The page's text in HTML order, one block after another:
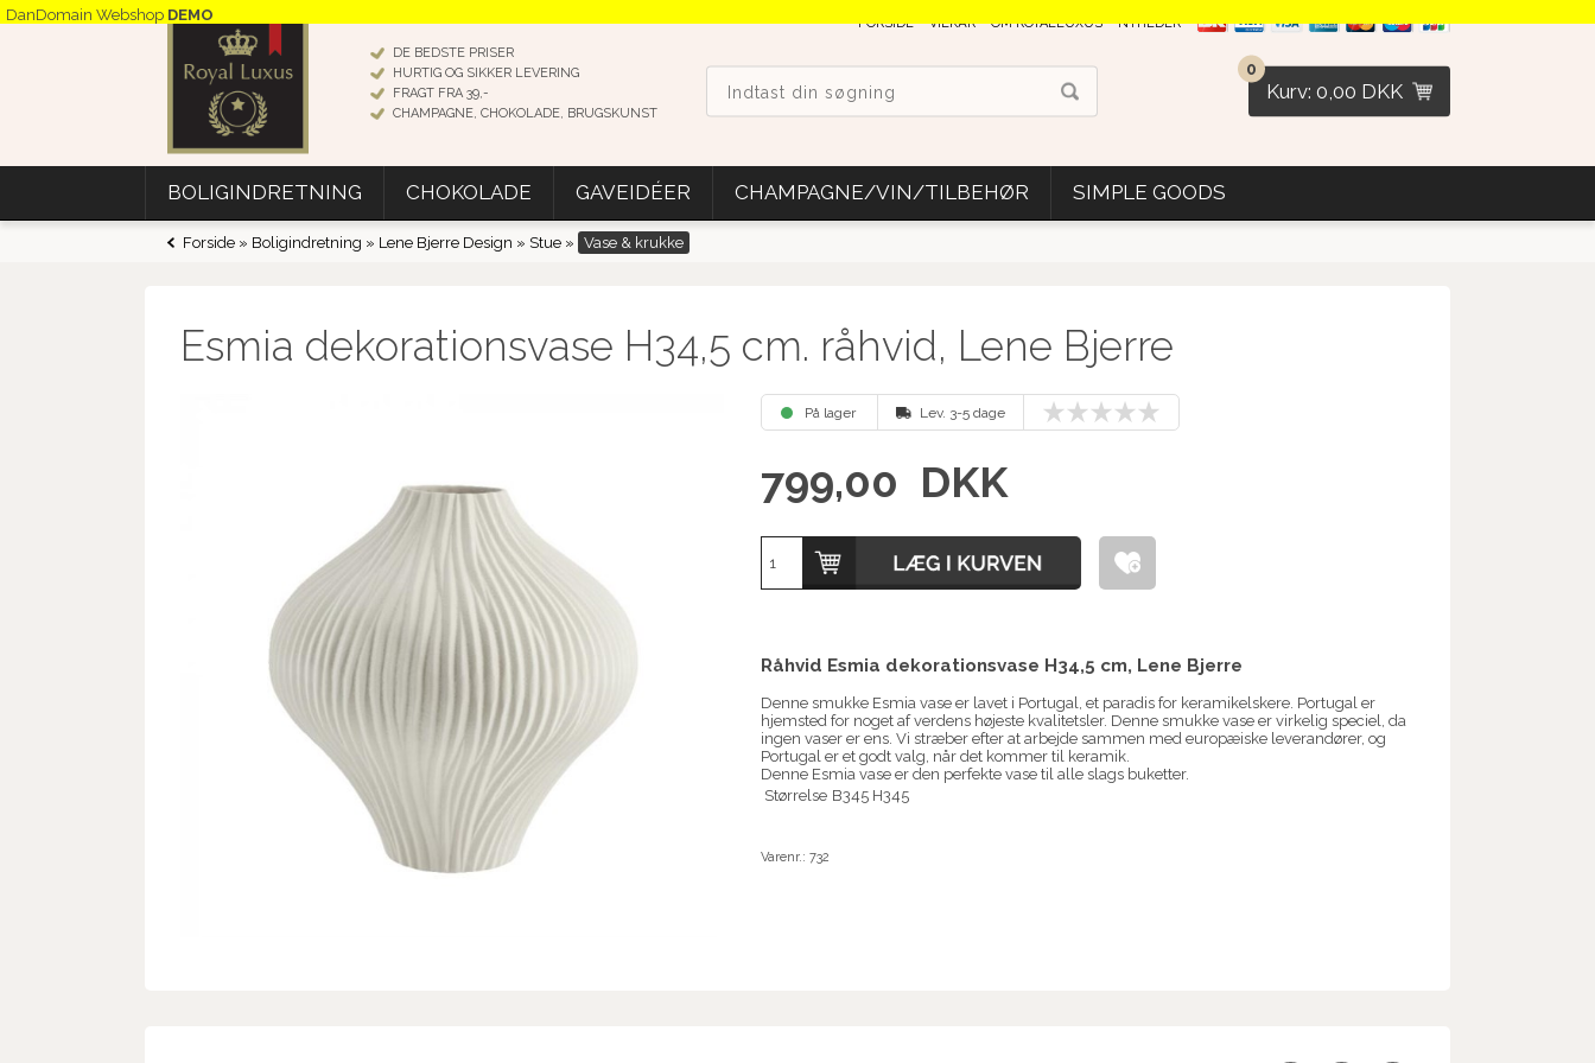
0
Kurv: 0,00 DKK
DE BEDSTE PRISER
HURTIG OG SIKKER LEVERING
FRAGT FRA 39,-
CHAMPAGNE, CHOKOLADE, BRUGSKUNST
FORSIDE VILKÅR OM ROYALLUXUS NYHEDER
BOLIGINDRETNING CHOKOLADE GAVEIDÉER CHAMPAGNE/VIN/TILBEHØR SIMPLE GOODS
Forside » Boligindretning » Lene Bjerre Design » Stue » Vase & krukke
Esmia dekorationsvase H34,5 cm. råhvid, Lene Bjerre
På lager Lev. 3-5 dage
799,00 DKK
Råhvid Esmia dekorationsvase H34,5 cm, Lene Bjerre
Denne smukke Esmia vase er lavet i Portugal, et paradis for keramikelskere. Portugal er
hjemsted for noget af verdens højeste kvalitetsler. Denne smukke vase er virkelig speciel, da
ingen vaser er ens. Vi stræber efter at arbejde sammen med europæiske leverandører, og
Portugal er et godt valg, når det kommer til keramik.
Denne Esmia vase er den perfekte vase til alle slags buketter.
Størrelse B345 H345
Varenr.: 732
DanDomain Webshop DEMO